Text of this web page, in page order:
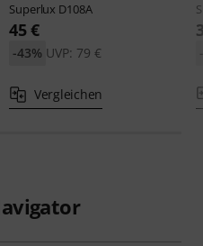
Superlux D108A
45 €
UVP: 79 €
-43%
Vergleichen